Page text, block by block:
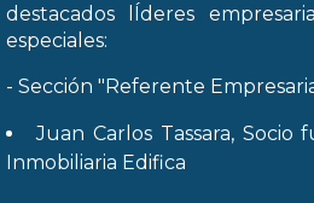
destacados lÍderes
especiales:
- Sección "Referente
Juan Carlos Tassara,
Inmobiliaria Edifica